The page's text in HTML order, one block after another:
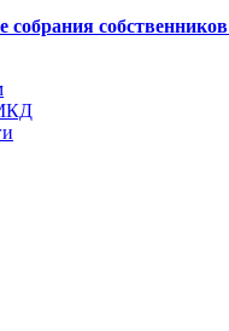
собрания собственников